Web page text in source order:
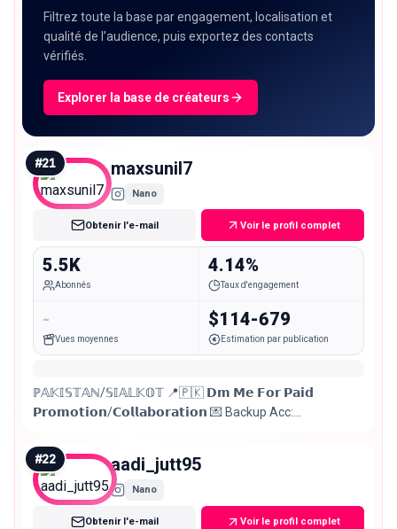
Filtrez toute la base par engagement, localisation et
qualité de l’audience, puis exportez des contacts
vérifiés.
Explorer la base de créateurs
#21 maxsunil7
Nano
Obtenir l'e-mail Voir le profil complet
5.5K
Abonnés
4.14%
Taux d'engagement
-
Vues moyennes
$114-679
Estimation par publication
ℙ𝔸𝕂𝕀𝕊𝕋𝔸ℕ/𝕊𝕀𝔸𝕃𝕂𝕆𝕋 📍🇵🇰 𝗗𝗺 𝗠𝗲 𝗙𝗼𝗿 𝗣𝗮𝗶𝗱
𝗣𝗿𝗼𝗺𝗼𝘁𝗶𝗼𝗻/𝗖𝗼𝗹𝗹𝗮𝗯𝗼𝗿𝗮𝘁𝗶𝗼𝗻 💌 Backup Acc:
Sc: Maxsunil07 👻 Taken 👀🤍
#22 aadi_jutt95
Nano
Obtenir l'e-mail Voir le profil complet